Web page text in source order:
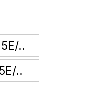
..
..